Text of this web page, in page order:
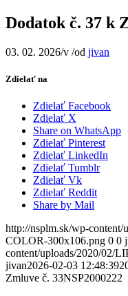
Dodatok č. 37 k
03. 02. 2026/v /od jivan
Zdielať na
Zdielať Facebook
Zdielať X
Share on WhatsApp
Zdielať Pinterest
Zdielať LinkedIn
Zdielať Tumblr
Zdielať Vk
Zdielať Reddit
Share by Mail
http://nsplm.sk/wp-
COLOR-300x106.png 0 0
content/uploads/2020/02/
jivan2026-02-03 12:48:39
Zmluve č. 33NSP2000222